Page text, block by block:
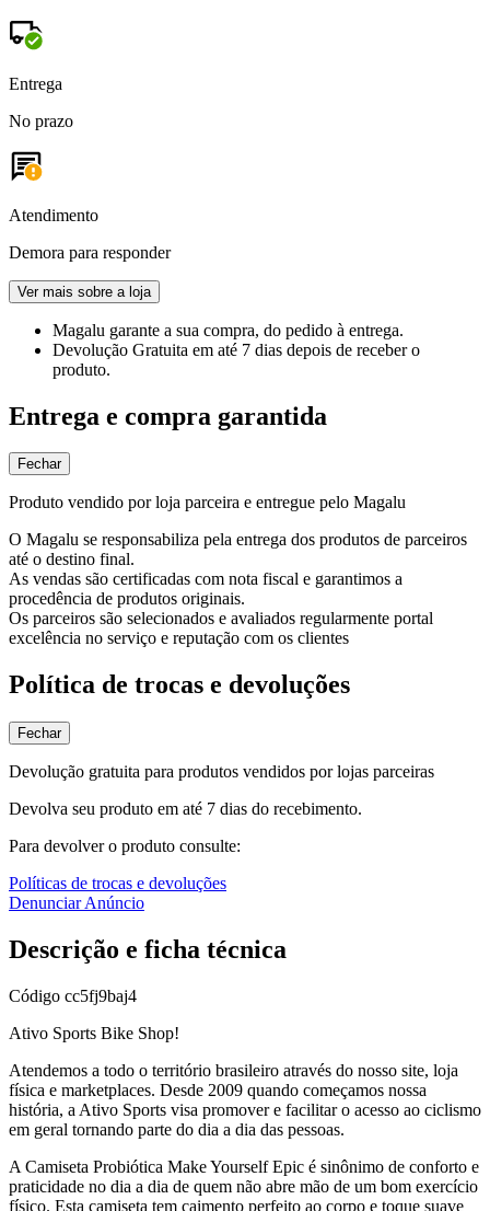
Entrega
No prazo
Atendimento
Demora para responder
Ver mais sobre a loja
Magalu garante a sua compra, do pedido à entrega.
Devolução Gratuita em até 7 dias depois de receber o
produto.
Entrega e compra garantida
Fechar
Produto vendido por loja parceira e entregue pelo Magalu
O Magalu se responsabiliza pela entrega dos produtos de parceiros
até o destino final.
As vendas são certificadas com nota fiscal e garantimos a
procedência de produtos originais.
Os parceiros são selecionados e avaliados regularmente portal
excelência no serviço e reputação com os clientes
Política de trocas e devoluções
Fechar
Devolução gratuita para produtos vendidos por lojas parceiras
Devolva seu produto em até 7 dias do recebimento.
Para devolver o produto consulte:
Políticas de trocas e devoluções
Denunciar Anúncio
Descrição e ficha técnica
Código cc5fj9baj4
Ativo Sports Bike Shop!
Atendemos a todo o território brasileiro através do nosso site, loja
física e marketplaces. Desde 2009 quando começamos nossa
história, a Ativo Sports visa promover e facilitar o acesso ao ciclismo
em geral tornando parte do dia a dia das pessoas.
A Camiseta Probiótica Make Yourself Epic é sinônimo de conforto e
praticidade no dia a dia de quem não abre mão de um bom exercício
físico. Esta camiseta tem caimento perfeito ao corpo e toque suave